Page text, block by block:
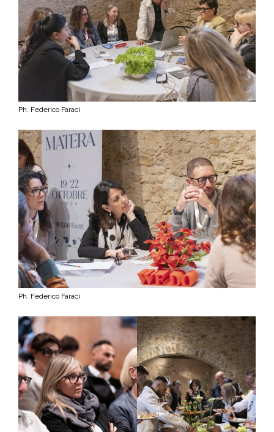
Ph. Federico Faraci
Ph. Federico Faraci